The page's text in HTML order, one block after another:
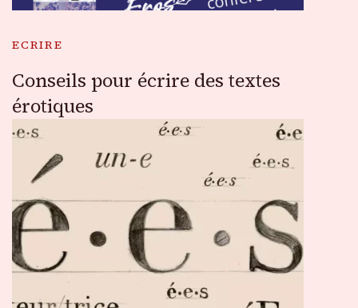
ECRIRE
Conseils pour écrire des textes
érotiques